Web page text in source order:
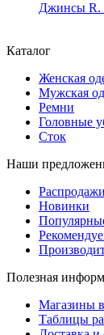
Джинсы R.
Каталог
Женская
Мужская
Ремни
Головные
Сток
Наши
Новинки
Полезная
Магазины
Таблицы